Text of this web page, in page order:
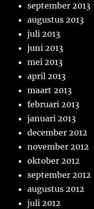
september 2013
augustus 2013
juli 2013
juni 2013
mei 2013
april 2013
maart 2013
februari 2013
januari 2013
december 2012
november 2012
oktober 2012
september 2012
augustus 2012
juli 2012